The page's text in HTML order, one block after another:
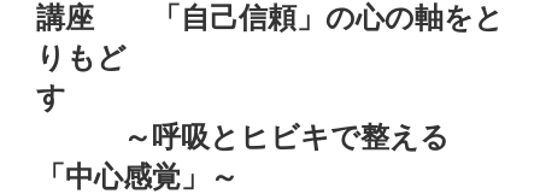
講座 「自己信頼」の心の軸をと
りもど
す
～呼吸とヒビキで整える
「中心感覚」～